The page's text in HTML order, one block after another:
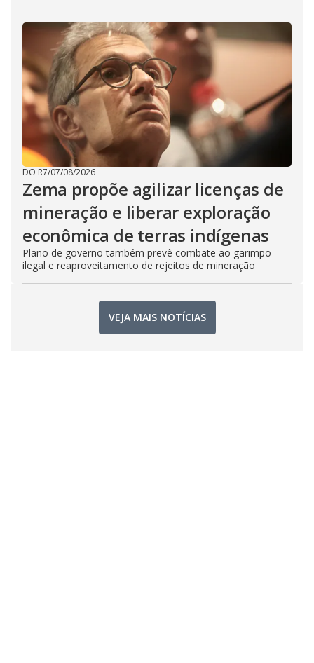
DO R7/07/08/2026
Zema propõe agilizar licenças de
mineração e liberar exploração
econômica de terras indígenas
Plano de governo também prevê combate ao garimpo
ilegal e reaproveitamento de rejeitos de mineração
VEJA MAIS NOTÍCIAS